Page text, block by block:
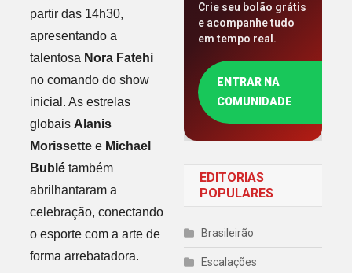
partir das 14h30,
apresentando a
talentosa Nora Fatehi
no comando do show
inicial. As estrelas
globais Alanis
Morissettee Michael
Bublétambém
abrilhantaram a
celebração, conectando
o esporte com a arte de
forma arrebatadora.
Crie seu bolão grátis
e acompanhe tudo
em tempo real.
ENTRAR NA
COMUNIDADE
EDITORIAS
POPULARES
Brasileirão
Escalações